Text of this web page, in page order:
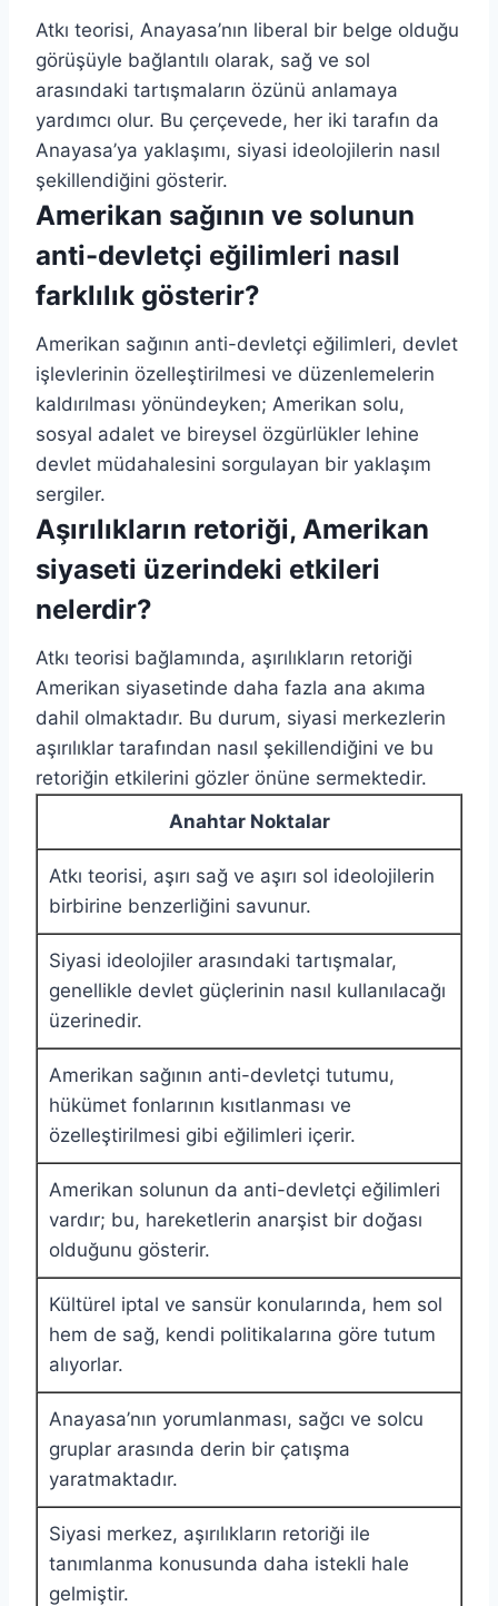
Atkı teorisi, Anayasa’nın liberal bir belge olduğu
görüşüyle bağlantılı olarak, sağ ve sol
arasındaki tartışmaların özünü anlamaya
yardımcı olur. Bu çerçevede, her iki tarafın da
Anayasa’ya yaklaşımı, siyasi ideolojilerin nasıl
şekillendiğini gösterir.
Amerikan sağının ve solunun
anti-devletçi eğilimleri nasıl
farklılık gösterir?
Amerikan sağının anti-devletçi eğilimleri, devlet
işlevlerinin özelleştirilmesi ve düzenlemelerin
kaldırılması yönündeyken; Amerikan solu,
sosyal adalet ve bireysel özgürlükler lehine
devlet müdahalesini sorgulayan bir yaklaşım
sergiler.
Aşırılıkların retoriği, Amerikan
siyaseti üzerindeki etkileri
nelerdir?
Atkı teorisi bağlamında, aşırılıkların retoriği
Amerikan siyasetinde daha fazla ana akıma
dahil olmaktadır. Bu durum, siyasi merkezlerin
aşırılıklar tarafından nasıl şekillendiğini ve bu
retoriğin etkilerini gözler önüne sermektedir.
Anahtar Noktalar
Atkı teorisi, aşırı sağ ve aşırı sol ideolojilerin
birbirine benzerliğini savunur.
Siyasi ideolojiler arasındaki tartışmalar,
genellikle devlet güçlerinin nasıl kullanılacağı
üzerinedir.
Amerikan sağının anti-devletçi tutumu,
hükümet fonlarının kısıtlanması ve
özelleştirilmesi gibi eğilimleri içerir.
Amerikan solunun da anti-devletçi eğilimleri
vardır; bu, hareketlerin anarşist bir doğası
olduğunu gösterir.
Kültürel iptal ve sansür konularında, hem sol
hem de sağ, kendi politikalarına göre tutum
alıyorlar.
Anayasa’nın yorumlanması, sağcı ve solcu
gruplar arasında derin bir çatışma
yaratmaktadır.
Siyasi merkez, aşırılıkların retoriği ile
tanımlanma konusunda daha istekli hale
gelmiştir.